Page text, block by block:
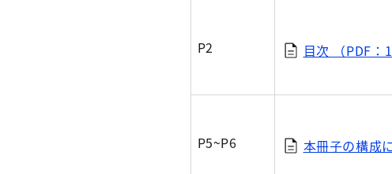
P2 目次 （PDF：
P5~P6 本冊子の構成